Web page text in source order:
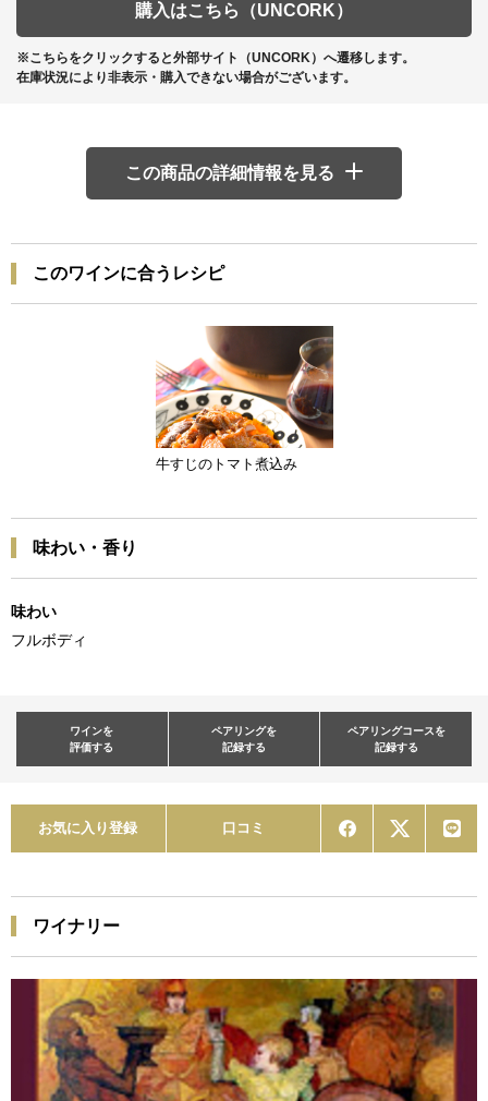
購入はこちら（UNCORK）
※こちらをクリックすると外部サイト（UNCORK）へ遷移します。
在庫状況により非表示・購入できない場合がございます。
この商品の詳細情報を見る
このワインに合うレシピ
牛すじのトマト煮込み
味わい・香り
味わい
フルボディ
ワインを
評価する
ペアリングを
記録する
ペアリングコースを
記録する
お気に入り登録 口コミ
ワイナリー